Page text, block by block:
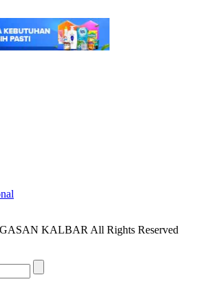
KALBAR All Rights Reserved